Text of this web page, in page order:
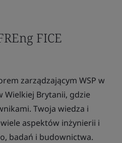
FICE
zarządzającym WSP w
Wielkiej Brytanii, gdzie
Twoja wiedza i
aspektów inżynierii i
badań i budownictwa.